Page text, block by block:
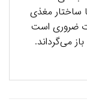
ساختار مغذی
ضروری است
می‌گرداند.